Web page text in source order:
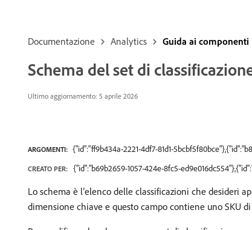
Documentazione Analytics Guida ai componenti
Schema del set di
Ultimo aggiornamento: 5 aprile 2026
ARGOMENTI: {"id":"ff9b434a-2221-4df7-81d1-
CREATO PER: {"id":"b69b2659-1057-424e-8fc5-
Lo schema è l’elenco delle classificazioni che desideri
dimensione chiave e questo campo contiene uno SKU